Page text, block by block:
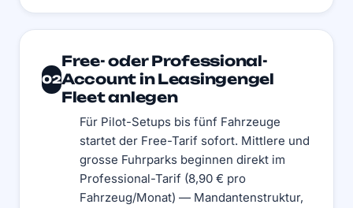
02
Free- oder Professional-
Account in Leasingengel
Fleet anlegen
Für Pilot-Setups bis fünf Fahrzeuge
startet der Free-Tarif sofort. Mittlere und
grosse Fuhrparks beginnen direkt im
Professional-Tarif (8,90 € pro
Fahrzeug/Monat) — Mandantenstruktur,